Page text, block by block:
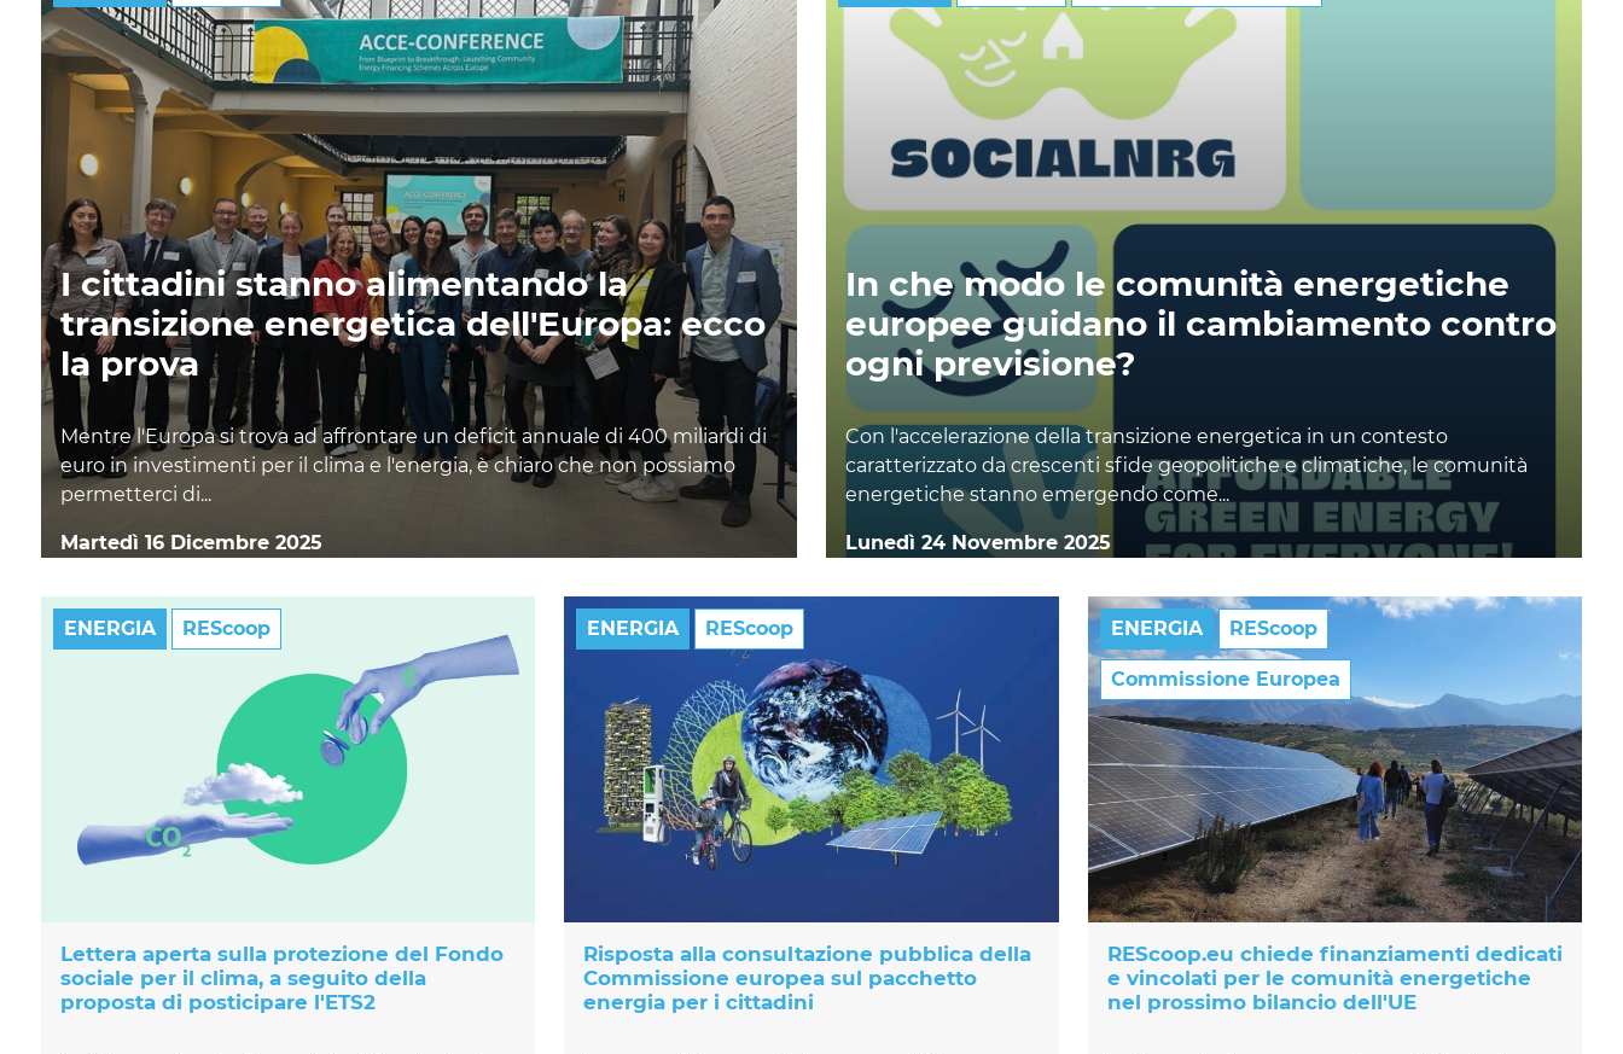
I cittadini stanno alimentando la
transizione energetica dell'Europa: ecco
la prova
Mentre l'Europa si trova ad affrontare un deficit annuale di 400 miliardi di
euro in investimenti per il clima e l'energia, è chiaro che non possiamo
permetterci di...
Martedì 16 Dicembre 2025
In che modo le comunità energetiche
europee guidano il cambiamento contro
ogni previsione?
Con l'accelerazione della transizione energetica in un contesto
caratterizzato da crescenti sfide geopolitiche e climatiche, le comunità
energetiche stanno emergendo come...
Lunedì 24 Novembre 2025
ENERGIA REScoop
Lettera aperta sulla protezione del Fondo
sociale per il clima, a seguito della
proposta di posticipare l'ETS2
ENERGIA REScoop
Risposta alla consultazione pubblica della
Commissione europea sul pacchetto
energia per i cittadini
ENERGIA REScoop
Commissione Europea
REScoop.eu chiede finanziamenti dedicati
e vincolati per le comunità energetiche
nel prossimo bilancio dell'UE